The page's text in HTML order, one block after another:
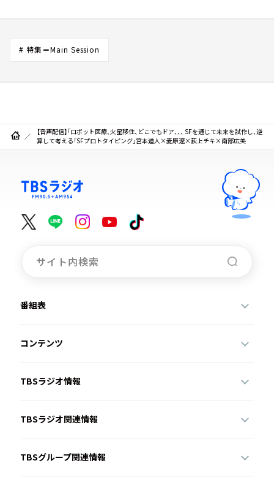
# 特集＝Main Session
【音声配信】「ロボット医療、火星移住、どこでもドア、、、 SFを通じて未来を試作し、逆
算して考える「SFプロトタイピング」宮本道人×麦原遼×荻上チキ×南部広美
番組表
コンテンツ
TBSラジオ情報
TBSラジオ関連情報
TBSグループ関連情報